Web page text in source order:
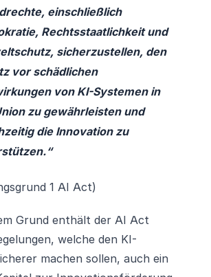
einschließlich
Rechtsstaatlichkeit und
sicherzustellen, den
vor schädlichen
von KI-Systemen in
zu gewährleisten und
die Innovation zu
1 AI Act)
Grund enthält der AI Act
welche den KI-
machen sollen, auch ein